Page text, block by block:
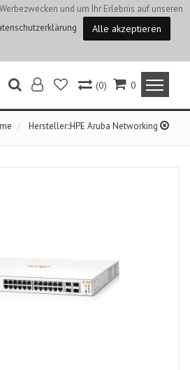
und um Ihr Erlebnis auf unseren
Alle akzeptieren
0
(0)
Hersteller::HPE Aruba Networking